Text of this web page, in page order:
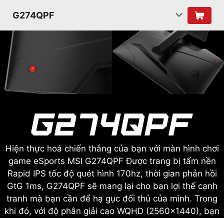
G274QPF
Hiện thực hoá chiến thắng của bạn với màn hình chơi
game eSports MSI G274QPF Được trang bị tấm nền
Rapid IPS tốc độ quét hình 170hz, thời gian phản hồi
GtG 1ms, G274QPF sẽ mang lại cho bạn lợi thế cạnh
tranh mà bạn cần để hạ gục đối thủ của mình. Trong
khi đó, với độ phân giải cao WQHD (2560x1440), bạn